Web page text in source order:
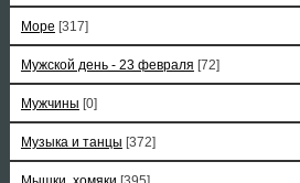
Море [317]
Мужской день - 23 февраля [72]
Мужчины [0]
Музыка и танцы [372]